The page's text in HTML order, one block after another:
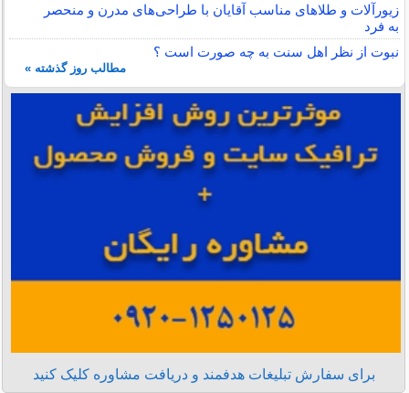
زیورآلات و طلاهای مناسب آقایان با طراحی‌های مدرن و منحصر
به فرد
نبوت از نظر اهل سنت به چه صورت است ؟
مطالب روز گذشته »
برای سفارش تبلیغات هدفمند و دریافت مشاوره کلیک کنید